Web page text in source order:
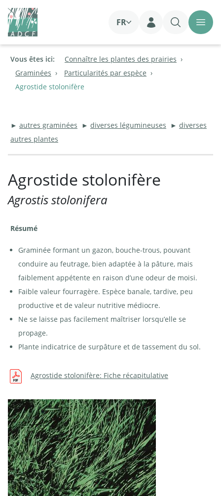
FR
Login
Vous êtes ici:
Connaître les plantes des prairies
Graminées
Particularités par espèce
Agrostide stolonifère
► autres graminées ► diverses légumineuses ► diverses
autres plantes
Agrostide stolonifère
Agrostis stolonifera
Résumé
Graminée formant un gazon, bouche-trous, pouvant
conduire au feutrage, bien adaptée à la pâture, mais
faiblement appétente en raison d’une odeur de moisi.
Faible valeur fourragère. Espèce banale, tardive, peu
productive et de valeur nutritive médiocre.
Ne se laisse pas facilement maîtriser lorsqu’elle se
propage.
Plante indicatrice de surpâture et de tassement du sol.
Agrostide stolonifère: Fiche récapitulative